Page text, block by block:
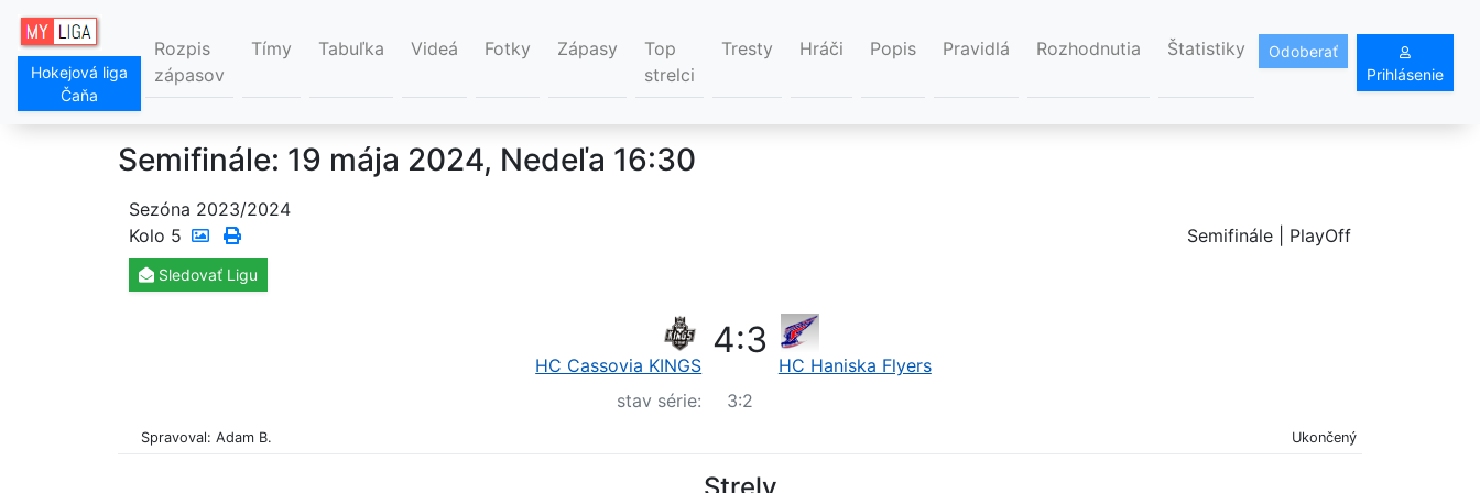
Hokejová liga
Čaňa
Rozpis
zápasov
Tímy Tabuľka Videá Fotky Zápasy
Top
strelci
Tresty Hráči Popis Pravidlá Rozhodnutia Štatistiky
Odoberať
Prihlásenie
Semifinále: 19 mája 2024, Nedeľa 16:30
Sezóna 2023/2024
Kolo 5 Semifinále | PlayOff
Sledovať Ligu
HC Cassovia KINGS
4:3
HC Haniska Flyers
stav série:
3:2
Spravoval: Adam B. Ukončený